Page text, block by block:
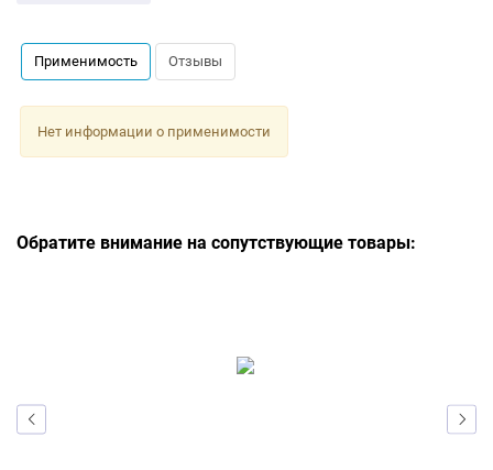
Применимость Отзывы
Нет информации о применимости
Обратите внимание на сопутствующие товары: